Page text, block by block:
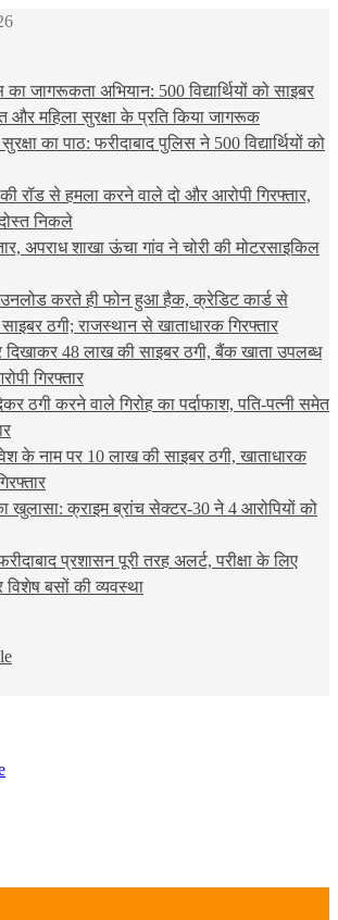
का जागरूकता अभियान: 500 विद्यार्थियों को साइबर
और महिला सुरक्षा के प्रति किया जागरूक
का पाठ: फरीदाबाद पुलिस ने 500 विद्यार्थियों को
रॉड से हमला करने वाले दो और आरोपी गिरफ्तार,
निकले
अपराध शाखा ऊंचा गांव ने चोरी की मोटरसाइकिल
करते ही फोन हुआ हैक, क्रेडिट कार्ड से
ठगी; राजस्थान से खाताधारक गिरफ्तार
दिखाकर 48 लाख की साइबर ठगी, बैंक खाता उपलब्ध
गिरफ्तार
ठगी करने वाले गिरोह का पर्दाफाश, पति-पत्नी समेत
के नाम पर 10 लाख की साइबर ठगी, खाताधारक
क्राइम ब्रांच सेक्टर-30 ने 4 आरोपियों को
प्रशासन पूरी तरह अलर्ट, परीक्षा के लिए
बसों की व्यवस्था